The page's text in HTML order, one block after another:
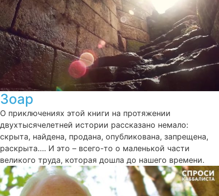
Зоар
О приключениях этой книги на протяжении
двухтысячелетней истории рассказано немало:
скрыта, найдена, продана, опубликована, запрещена,
раскрыта…. И это – всего-то о маленькой части
великого труда, которая дошла до нашего времени.